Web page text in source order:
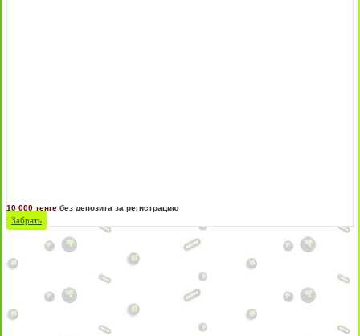
10 000 тенге без депозита за регистрацию
Забрать